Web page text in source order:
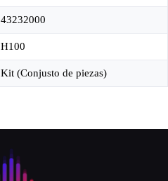
43232000
H100
Kit (Conjusto de piezas)